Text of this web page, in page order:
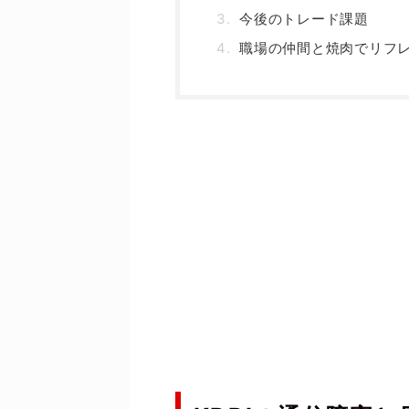
今後のトレード課題
職場の仲間と焼肉でリフ